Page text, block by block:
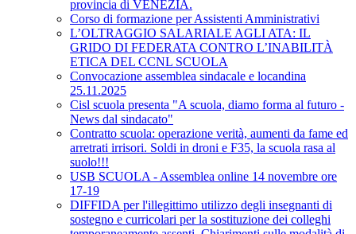
provincia di VENEZIA.
Corso di formazione per Assistenti Amministrativi
L’OLTRAGGIO SALARIALE AGLI ATA: IL
GRIDO DI FEDERATA CONTRO L’INABILITÀ
ETICA DEL CCNL SCUOLA
Convocazione assemblea sindacale e locandina
25.11.2025
Cisl scuola presenta "A scuola, diamo forma al futuro -
News dal sindacato"
Contratto scuola: operazione verità, aumenti da fame ed
arretrati irrisori. Soldi in droni e F35, la scuola rasa al
suolo!!!
USB SCUOLA - Assemblea online 14 novembre ore
17-19
DIFFIDA per l'illegittimo utilizzo degli insegnanti di
sostegno e curricolari per la sostituzione dei colleghi